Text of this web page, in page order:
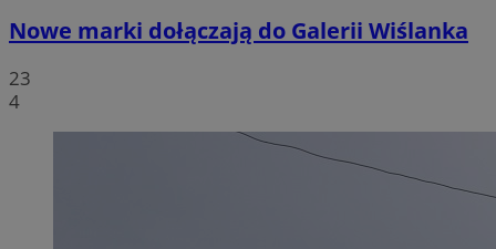
Nowe marki dołączają do Galerii Wiślanka
23
4